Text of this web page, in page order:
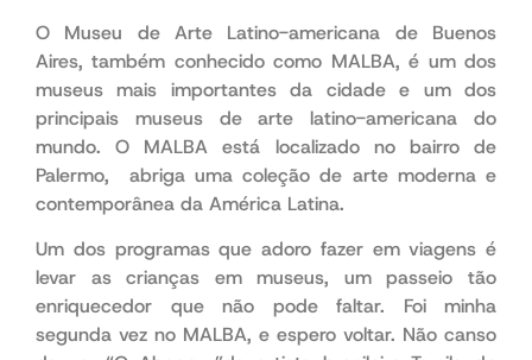
O Museu de Arte Latino-americana de Buenos
Aires, também conhecido como MALBA, é um dos
museus mais importantes da cidade e um dos
principais museus de arte latino-americana do
mundo. O MALBA está localizado no bairro de
Palermo, abriga uma coleção de arte moderna e
contemporânea da América Latina.
Um dos programas que adoro fazer em viagens é
levar as crianças em museus, um passeio tão
enriquecedor que não pode faltar. Foi minha
segunda vez no MALBA, e espero voltar. Não canso